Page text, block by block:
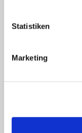
Statistiken
Marketing